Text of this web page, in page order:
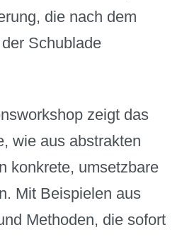
die nach dem
Schublade
zeigt das
wie aus abstrakten
konkrete, umsetzbare
Mit Beispielen aus
Methoden, die sofort